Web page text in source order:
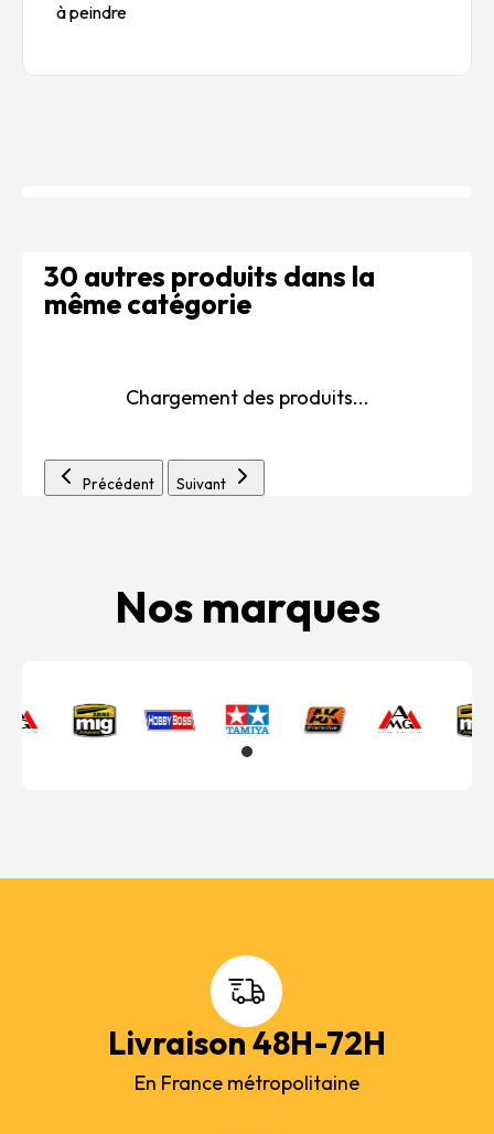
à peindre
30 autres produits dans la
même catégorie
Chargement des produits...
Précédent Suivant
Nos marques
Livraison 48H-72H
En France métropolitaine